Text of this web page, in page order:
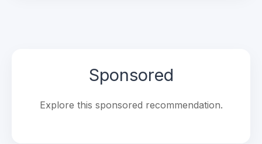
Sponsored
Explore this sponsored recommendation.